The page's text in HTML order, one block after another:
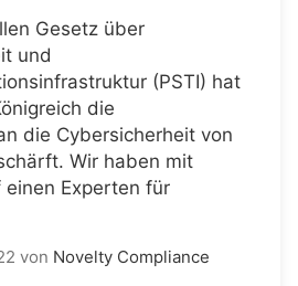
Gesetz über
und
(PSTI) hat
die
die Cybersicherheit von
Wir haben mit
einen Experten für
von Novelty Compliance